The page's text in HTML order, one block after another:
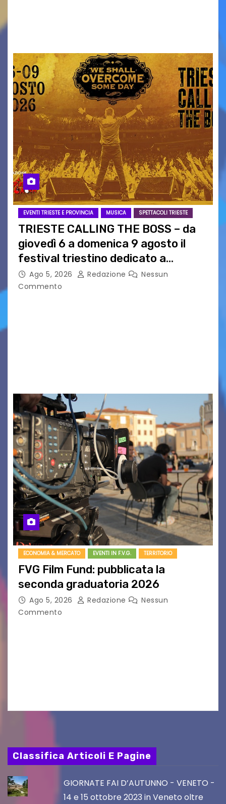
EVENTI TRIESTE E PROVINCIA MUSICA SPETTACOLI TRIESTE
TRIESTE CALLING THE BOSS – da
giovedì 6 a domenica 9 agosto il
festival triestino dedicato a
Springsteen
Ago 5, 2026 Redazione
Nessun
Commento
ECONOMIA & MERCATO EVENTI IN F.V.G. TERRITORIO
FVG Film Fund: pubblicata la
seconda graduatoria 2026
Ago 5, 2026 Redazione
Nessun
Commento
Classifica Articoli E Pagine
GIORNATE FAI D’AUTUNNO - VENETO -
14 e 15 ottobre 2023 in Veneto oltre